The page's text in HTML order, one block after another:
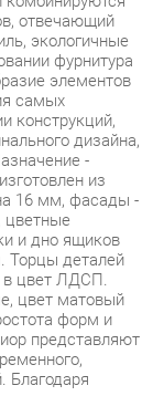
самых
дизайна,
-
из
мм, фасады -
дно ящиков
деталей
цвет ЛДСП.
матовый
форм и
представляют
внешне
Подобная